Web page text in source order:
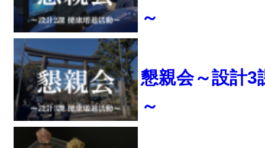
～
懇親会～設計3
～